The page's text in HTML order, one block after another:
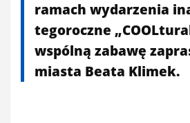
ramach wydarzenia
tegoroczne
wspólną zabawę
miasta Beata Klimek.